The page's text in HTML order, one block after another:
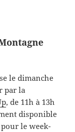
le dimanche
par la
, de 11h à 13h
disponible
le week-